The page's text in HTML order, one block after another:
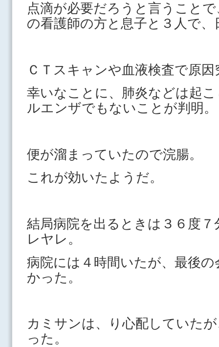
点滴が必要だろうと言うこと
の看護師の方と息子と３人で、
ＣＴスキャンや血液検査で原因
幸いなことに、肺炎などは起
ルエンザでもないことが判明。
便が溜まっていたので浣腸。
これが効いたようだ。
結局病院を出るときは３６度
レヤレ。
病院には４時間いたが、最後
かった。
カミサンは、り心配していた
った。